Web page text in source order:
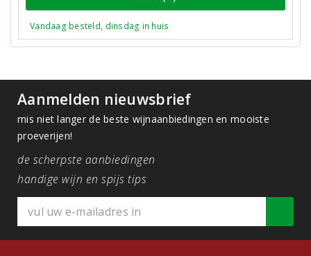
Vandaag besteld, dinsdag in huis
Aanmelden nieuwsbrief
mis niet langer de beste wijnaanbiedingen en mooiste
proeverijen!
de scherpste aanbiedingen
handige wijn en spijs tips